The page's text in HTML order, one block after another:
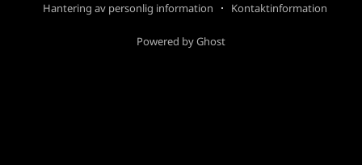
Hantering av personlig information Kontaktinformation
Powered by Ghost